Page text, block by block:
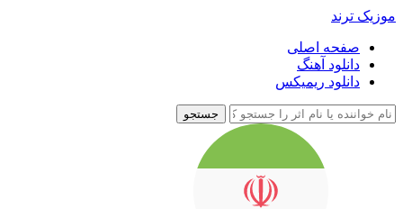
موزیک ترند
صفحه اصلی
دانلود آهنگ
دانلود ریمیکس
جستجو